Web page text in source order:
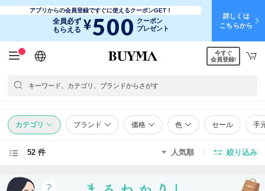
アプリからの会員登録ですぐに使えるクーポンGET！
全員必ず
もらえる ¥500 クーポン
プレゼント
詳しくは
こちらから
日本語
English
简体中文
繁體中文
今すぐ
会員登録!
カテゴリ ブランド 価格 色 セール 手
52 件 人気順 絞り込み